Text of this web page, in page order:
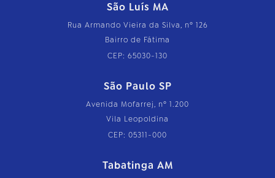
São Luís MA
Rua Armando Vieira da Silva, nº 126
Bairro de Fátima
CEP: 65030-130
São Paulo SP
Avenida Mofarrej, nº 1.200
Vila Leopoldina
CEP: 05311-000
Tabatinga AM